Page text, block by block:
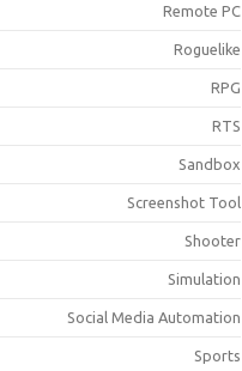
Remote PC
Roguelike
RPG
RTS
Sandbox
Screenshot Tool
Shooter
Simulation
Social Media Automation
Sports